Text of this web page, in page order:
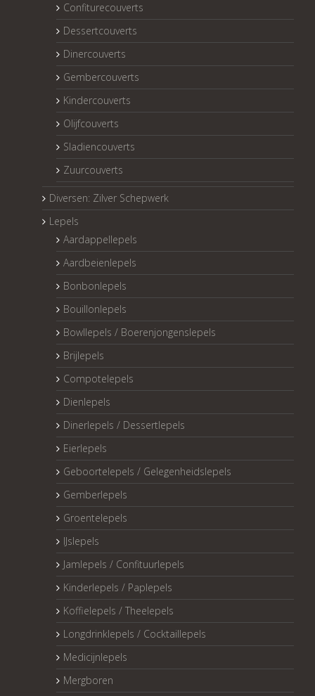
Confiturecouverts
Dessertcouverts
Dinercouverts
Gembercouverts
Kindercouverts
Olijfcouverts
Sladiencouverts
Zuurcouverts
Diversen: Zilver Schepwerk
Lepels
Aardappellepels
Aardbeienlepels
Bonbonlepels
Bouillonlepels
Bowllepels / Boerenjongenslepels
Brijlepels
Compotelepels
Dienlepels
Dinerlepels / Dessertlepels
Eierlepels
Geboortelepels / Gelegenheidslepels
Gemberlepels
Groentelepels
IJslepels
Jamlepels / Confituurlepels
Kinderlepels / Paplepels
Koffielepels / Theelepels
Longdrinklepels / Cocktaillepels
Medicijnlepels
Mergboren